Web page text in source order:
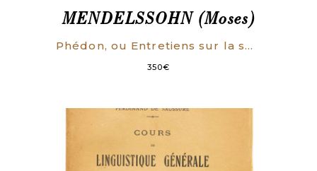
MENDELSSOHN (Moses)
Phédon, ou Entretiens sur la spiritualité et l’immortalité de l’âme (…). Traduit de l’allemand par M. Junker.
350€